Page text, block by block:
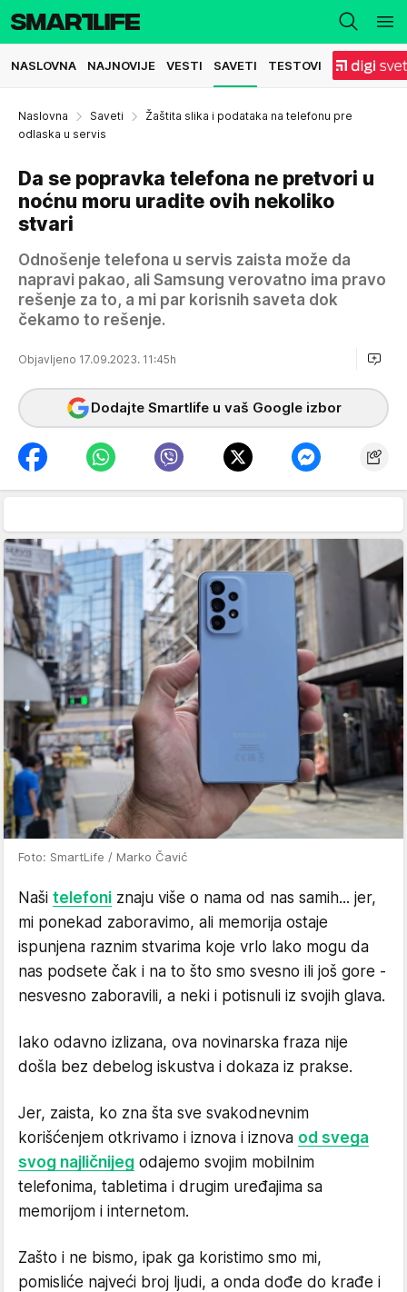
NASLOVNA NAJNOVIJE VESTI SAVETI TESTOVI
Naslovna Saveti
Žaštita slika i podataka na telefonu pre
odlaska u servis
Da se popravka telefona ne pretvori u
noćnu moru uradite ovih nekoliko
stvari
Odnošenje telefona u servis zaista može da
napravi pakao, ali Samsung verovatno ima pravo
rešenje za to, a mi par korisnih saveta dok
čekamo to rešenje.
Objavljeno 17.09.2023. 11:45h
Dodajte Smartlife u vaš Google izbor
Foto: SmartLife / Marko Čavić
Naši telefoni znaju više o nama od nas samih... jer,
mi ponekad zaboravimo, ali memorija ostaje
ispunjena raznim stvarima koje vrlo lako mogu da
nas podsete čak i na to što smo svesno ili još gore -
nesvesno zaboravili, a neki i potisnuli iz svojih glava.
Iako odavno izlizana, ova novinarska fraza nije
došla bez debelog iskustva i dokaza iz prakse.
Jer, zaista, ko zna šta sve svakodnevnim
korišćenjem otkrivamo i iznova i iznova od svega
svog najličnijeg odajemo svojim mobilnim
telefonima, tabletima i drugim uređajima sa
memorijom i internetom.
Zašto i ne bismo, ipak ga koristimo smo mi,
pomisliće najveći broj ljudi, a onda dođe do krađe i